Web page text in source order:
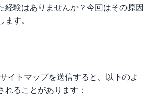
経験はありませんか？今回はその原因
す。
イトマップを送信すると、以下のよ
れることがあります：